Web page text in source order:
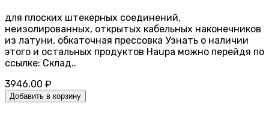
для плоских штекерных соединений,
неизолированных, открытых кабельных наконечников
из латуни, обкаточная прессовка Узнать о наличии
этого и остальных продуктов Haupa можно перейдя по
ссылке: Склад..
3946.00 ₽
Добавить в корзину